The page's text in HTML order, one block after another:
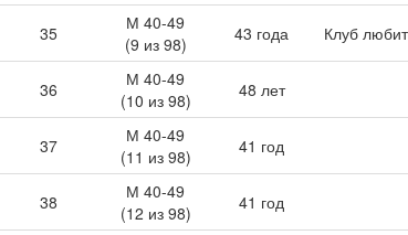
35
М 40-49
(9 из 98)
43 года Клуб
36
М 40-49
(10 из 98)
48 лет
37
М 40-49
(11 из 98)
41 год
38
М 40-49
(12 из 98)
41 год